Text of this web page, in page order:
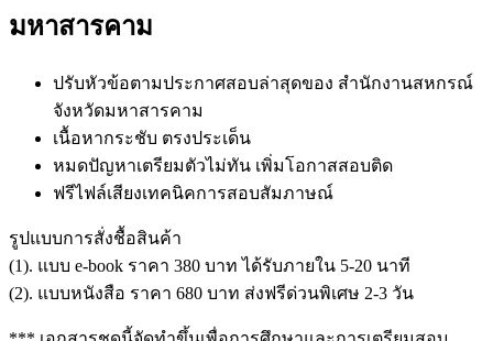
มหาสารคาม
ปรับหัวข้อตามประกาศสอบล่าสุดของ สำนักงานสหกรณ์
จังหวัดมหาสารคาม
เนื้อหากระชับ ตรงประเด็น
หมดปัญหาเตรียมตัวไม่ทัน เพิ่มโอกาสสอบติด
ฟรีไฟล์เสียงเทคนิคการสอบสัมภาษณ์
รูปแบบการสั่งชื้อสินค้า
(1). แบบ e-book ราคา 380 บาท ได้รับภายใน 5-20 นาที
(2). แบบหนังสือ ราคา 680 บาท ส่งฟรีด่วนพิเศษ 2-3 วัน